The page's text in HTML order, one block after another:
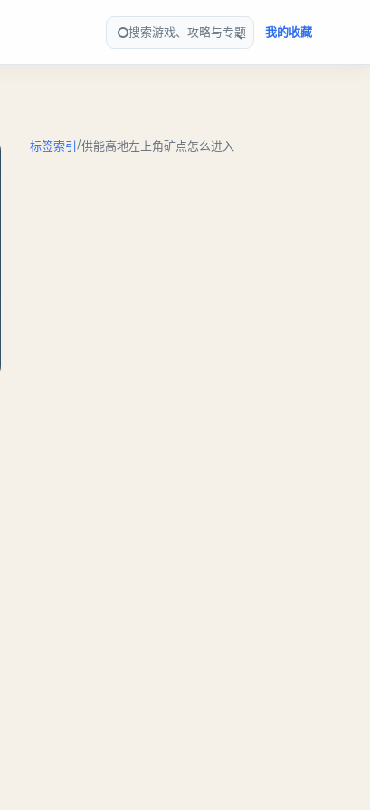
搜索游戏、攻略与专题 我的收藏
标签索引/供能高地左上角矿点怎么进入